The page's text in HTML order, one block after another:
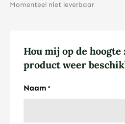
Momenteel niet leverbaar
Hou mij op de
product weer
Naam *